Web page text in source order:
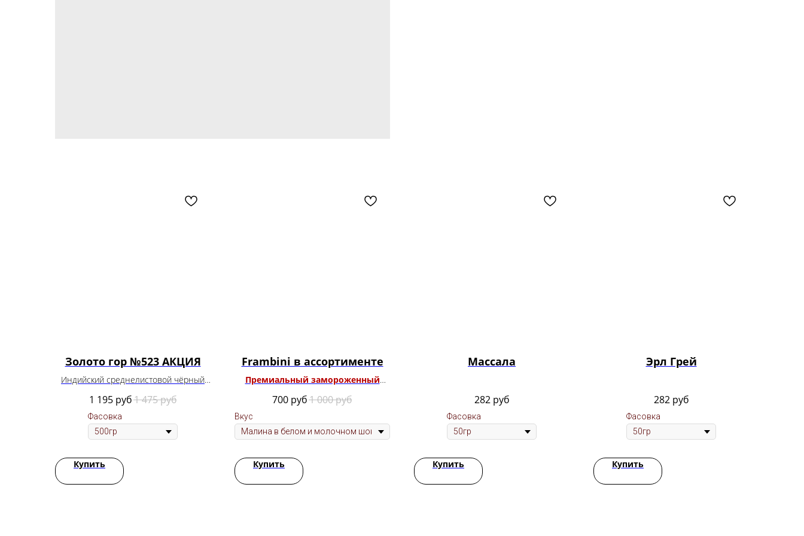
Золото гор №523 АКЦИЯ
Индийский среднелистовой чёрный
Цена за 500 гр
1 195 руб1 475руб
Фасовка
Купить
Frambini в ассортименте
Премиальный замороженный
700 руб1 000руб
Вкус
Купить
Массала
282 руб
Фасовка
Купить
Эрл Грей
282 руб
Фасовка
Купить